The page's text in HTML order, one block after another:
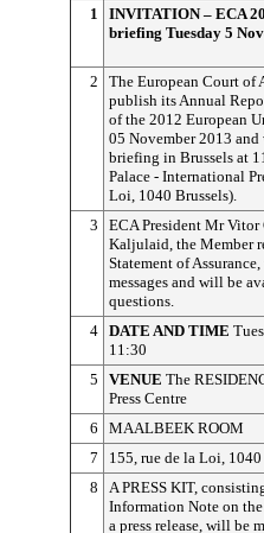
1
INVITATION – ECA
briefing Tuesday 5
2
The European Court
publish its Annual
of the 2012 European
05 November 2013
briefing in Brussels at
Palace - International
Loi, 1040 Brussels).
3
ECA President Mr
Kaljulaid, the Member
Statement of
messages and will be
questions.
4 DATE AND TIME
11:30
5
VENUE The
Press Centre
6
MAALBEEK ROOM
7
155, rue de la Loi,
8
A PRESS KIT,
Information Note on
a press release, will be